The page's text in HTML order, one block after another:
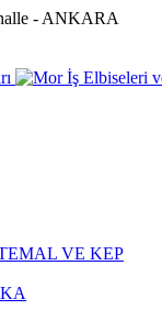
- ANKARA
VE KEP